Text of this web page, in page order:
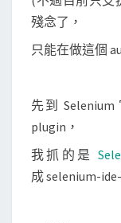
殘念了，
只能在做這個
先到 Selenium
plugin，
我抓的是
成selenium-